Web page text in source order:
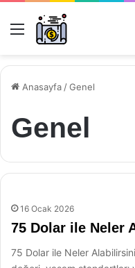
Menü
Anasayfa /Genel
Genel
16 Ocak 2026
75 Dolar ile Neler
75 Dolar ile Neler